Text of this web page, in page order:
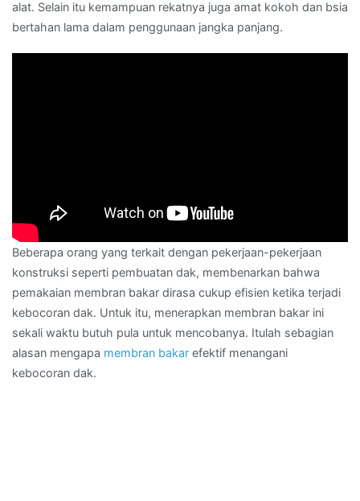
alat. Selain itu kemampuan rekatnya juga amat kokoh dan bsia
bertahan lama dalam penggunaan jangka panjang.
Beberapa orang yang terkait dengan pekerjaan-pekerjaan
konstruksi seperti pembuatan dak, membenarkan bahwa
pemakaian membran bakar dirasa cukup efisien ketika terjadi
kebocoran dak. Untuk itu, menerapkan membran bakar ini
sekali waktu butuh pula untuk mencobanya. Itulah sebagian
alasan mengapa membran bakar efektif menangani
kebocoran dak.